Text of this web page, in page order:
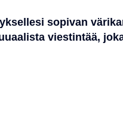
sopivan
viestintää,